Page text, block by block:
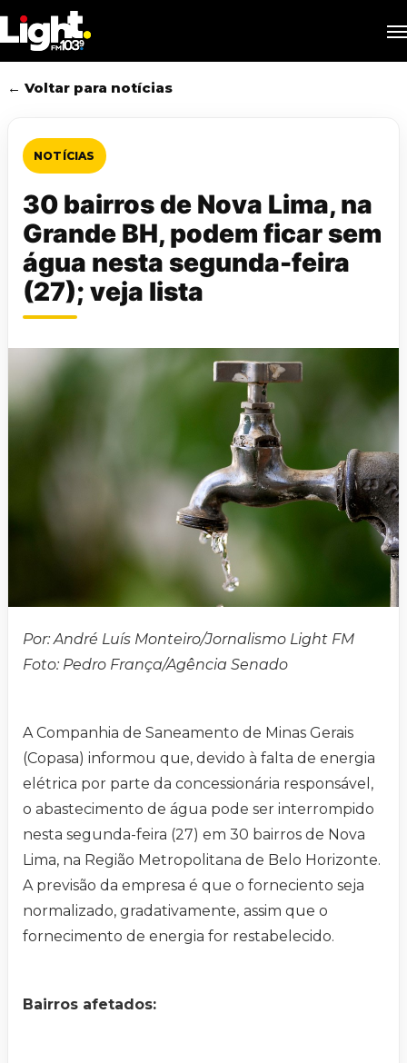
to
main
content
← Voltar para notícias
NOTÍCIAS
30 bairros de Nova Lima, na
Grande BH, podem ficar sem
água nesta segunda-feira
(27); veja lista
Por: André Luís Monteiro/Jornalismo Light FM
Foto: Pedro França/Agência Senado
A Companhia de Saneamento de Minas Gerais
(Copasa) informou que, devido à falta de energia
elétrica por parte da concessionária responsável,
o abastecimento de água pode ser interrompido
nesta segunda-feira (27) em 30 bairros de Nova
Lima, na Região Metropolitana de Belo Horizonte.
A previsão da empresa é que o forneciento seja
normalizado, gradativamente, assim que o
fornecimento de energia for restabelecido.
Bairros afetados: